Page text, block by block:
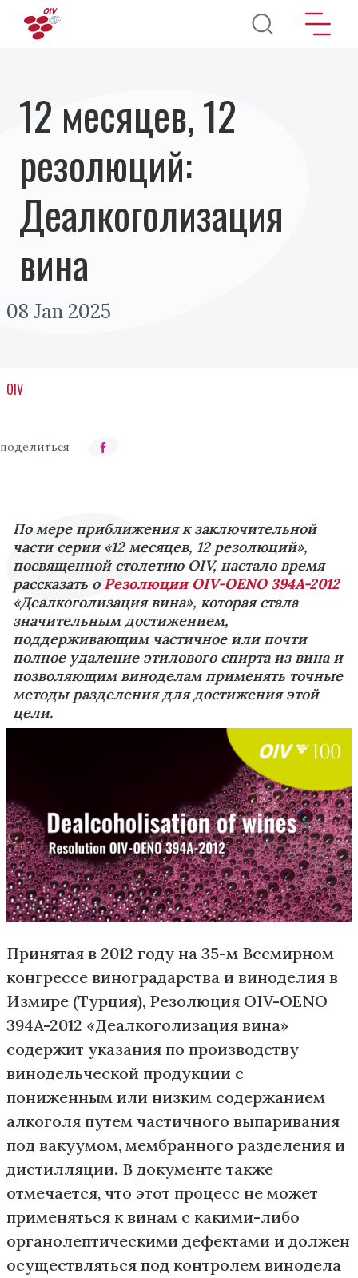
Перейти к основному содержанию
12 месяцев, 12
резолюций:
Деалкоголизация
вина
08 Jan 2025
OIV
По мере приближения к заключительной
части серии «12 месяцев, 12 резолюций»,
посвященной столетию OIV, настало время
рассказать о Резолюции OIV-OENO 394A-2012
«Деалкоголизация вина», которая стала
значительным достижением,
поддерживающим частичное или почти
полное удаление этилового спирта из вина и
позволяющим виноделам применять точные
методы разделения для достижения этой
цели.
Принятая в 2012 году на 35-м Всемирном
конгрессе виноградарства и виноделия в
Измире (Турция), Резолюция OIV-OENO
394A-2012 «Деалкоголизация вина»
содержит указания по производству
винодельческой продукции с
пониженным или низким содержанием
алкоголя путем частичного выпаривания
под вакуумом, мембранного разделения и
дистилляции. В документе также
отмечается, что этот процесс не может
применяться к винам с какими-либо
органолептическими дефектами и должен
осуществляться под контролем винодела